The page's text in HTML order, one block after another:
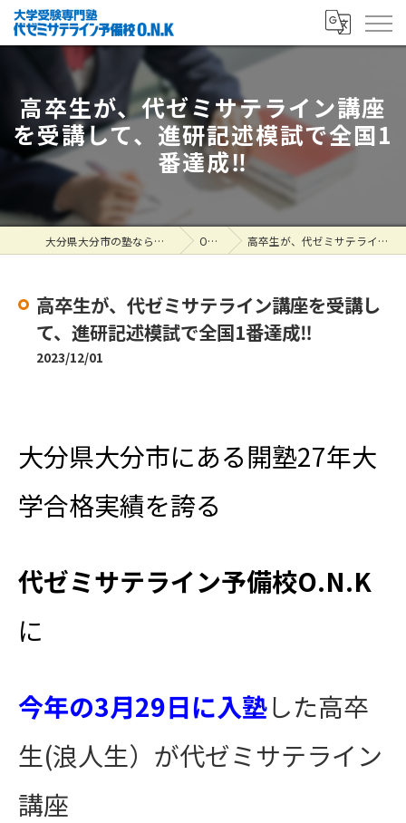
高卒生が、代ゼミサテライン講座
を受講して、進研記述模試で全国1
番達成‼
大分県大分市の塾なら大学受験専門塾 代ゼミサテライン予備校O.N.K ONK掲示板 高卒生が、代ゼミサテライン講座を受講して、進研記述模試で全国1番達成‼
高卒生が、代ゼミサテライン講座を受講し
て、進研記述模試で全国1番達成‼
2023/12/01
大分県大分市にある開塾27年大
学合格実績を誇る
代ゼミサテライン予備校O.N.K
に
今年の3月29日に入塾した高卒
生(浪人生）が代ゼミサテライン
講座